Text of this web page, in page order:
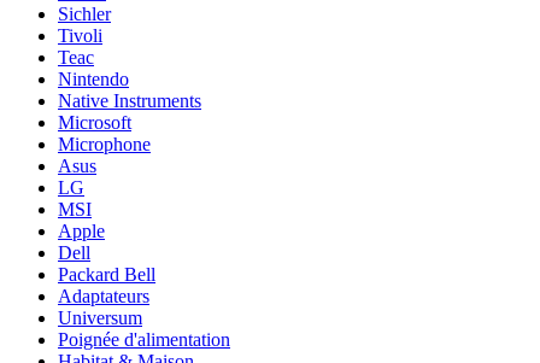
Sichler
Tivoli
Teac
Nintendo
Native Instruments
Microsoft
Microphone
Asus
LG
MSI
Apple
Dell
Packard Bell
Adaptateurs
Universum
Poignée d'alimentation